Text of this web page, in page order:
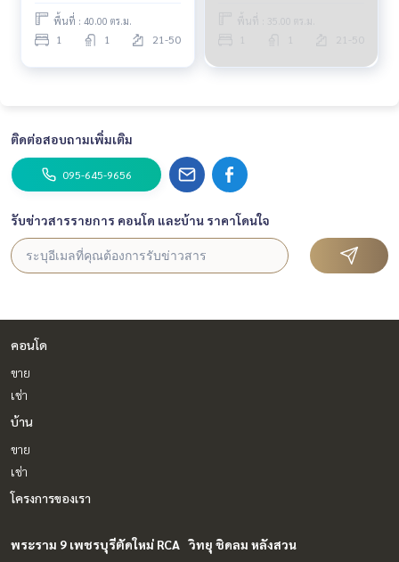
พื้นที่ : 40.00 ตร.ม.
1 1 21-50
พื้นที่ : 35.00 ตร.ม.
21-50
ติดต่อสอบถามเพิ่มเติม
095-645-9656
รับข่าวสารรายการ คอนโด และบ้าน ราคาโดนใจ
คอนโด
ขาย
เช่า
บ้าน
ขาย
เช่า
โครงการของเรา
พระราม 9 เพชรบุรีตัดใหม่ RCA วิทยุ ชิดลม หลังสวน